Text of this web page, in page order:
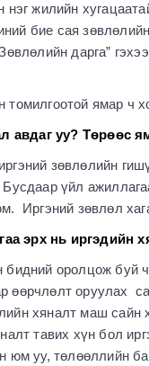
жилийн
бие сая
дарга”
ямар ч
уу? Төрөөс
зөвлөлийн
үйл
Иргэний зөвлөл
эрх нь иргэдийн
оролцож буй
өөрчлөлт
хяналт маш сайн
тавих хүн бол
уу, төлөөллийн